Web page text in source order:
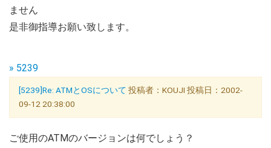
ません
是非御指導お願い致します。
» 5239
[5239]Re: ATMとOSについて 投稿者：KOUJI 投稿日：2002-
09-12 20:38:00
ご使用のATMのバージョンは何でしょう？